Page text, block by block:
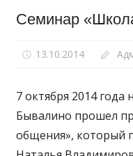
Семинар
13.10.2014
7 октября 2014
Бывалино прошел
общения», который